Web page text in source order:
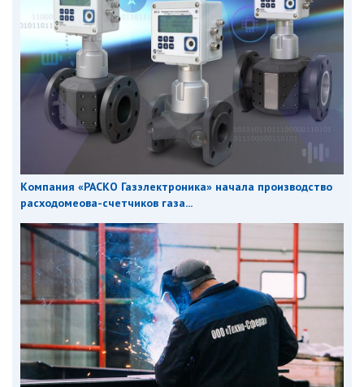
Компания «РАСКО Газэлектроника» начала производство
расходомеова-счетчиков газа...